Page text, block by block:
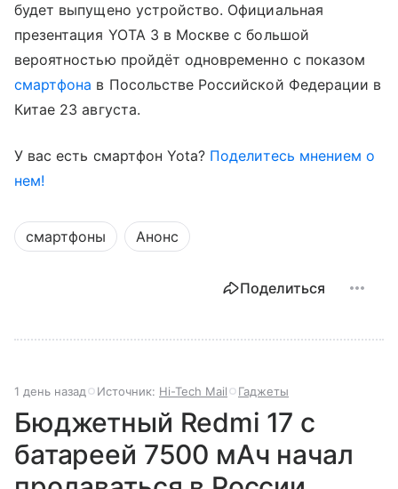
будет выпущено устройство. Официальная
презентация YOTA 3 в Москве с большой
вероятностью пройдёт одновременно с показом
смартфона в Посольстве Российской Федерации в
Китае 23 августа.
У вас есть смартфон Yota? Поделитесь мнением о
нем!
смартфоны Анонс
Поделиться
1 день назад Источник: Hi-Tech Mail Гаджеты
Бюджетный Redmi 17 с
батареей 7500 мАч начал